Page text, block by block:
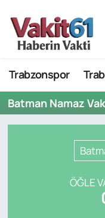
Trabzonspor
Batman Namaz
ÖĞLE
Nöbetçi
Hava Durumu
Namaz
Trafik Durumu
Tüm Manşetler